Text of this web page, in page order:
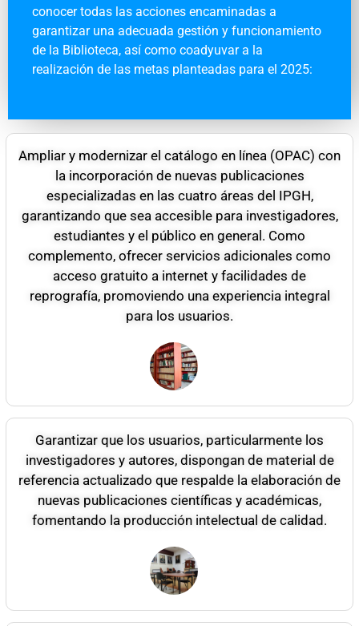
conocer todas las acciones encaminadas a
garantizar una adecuada gestión y funcionamiento
de la Biblioteca, así como coadyuvar a la
realización de las metas planteadas para el 2025:
Ampliar y modernizar el catálogo en línea (OPAC) con
la incorporación de nuevas publicaciones
especializadas en las cuatro áreas del IPGH,
garantizando que sea accesible para investigadores,
estudiantes y el público en general. Como
complemento, ofrecer servicios adicionales como
acceso gratuito a internet y facilidades de
reprografía, promoviendo una experiencia integral
para los usuarios.
Garantizar que los usuarios, particularmente los
investigadores y autores, dispongan de material de
referencia actualizado que respalde la elaboración de
nuevas publicaciones científicas y académicas,
fomentando la producción intelectual de calidad.